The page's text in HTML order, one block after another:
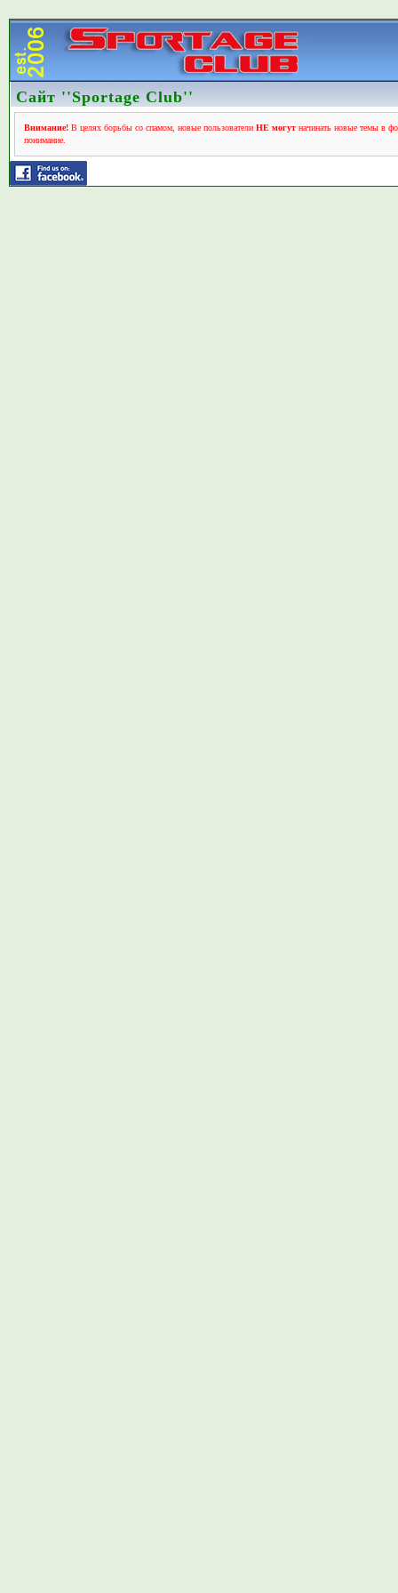
Сайт ''Sportage Club''
Внимание!В целях борьбы со спамом, новые пользователи НЕ могутначинать новые темы в
понимание.